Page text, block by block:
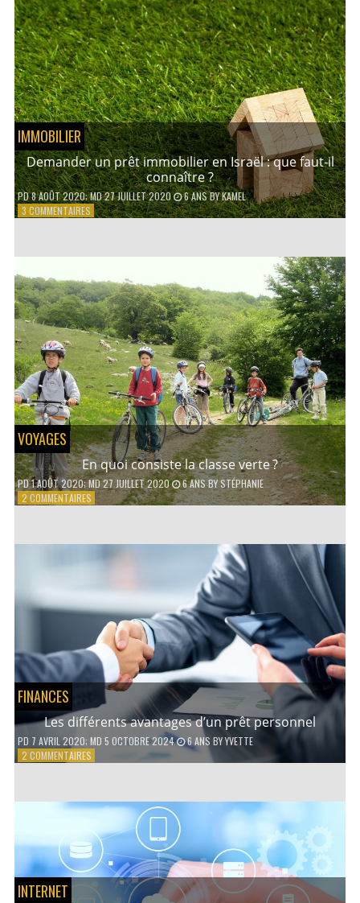
LA
MONTAGNE :
QUELLES
ACTIVITÉS
PRATIQUER
EN
FAMILLE ?
IMMOBILIER
Demander un prêt immobilier en Israël : que faut-il
connaître ?
PD8 AOÛT 2020; MD 27 JUILLET 2020 6 ANSBYKAMEL
3 COMMENTAIRESSUR
EN
ISRAËL
:
QUE
FAUT-
IL
CONNAÎTRE
?
VOYAGES
En quoi consiste la classe verte ?
PD1 AOÛT 2020; MD 27 JUILLET 2020 6 ANSBYSTÉPHANIE
2 COMMENTAIRESSUR
FINANCES
Les différents avantages d’un prêt personnel
PD 7 AVRIL 2020; MD 5 OCTOBRE 2024 6 ANS BYYVETTE
2 COMMENTAIRESSUR
D’UN
PERSONNEL
INTERNET